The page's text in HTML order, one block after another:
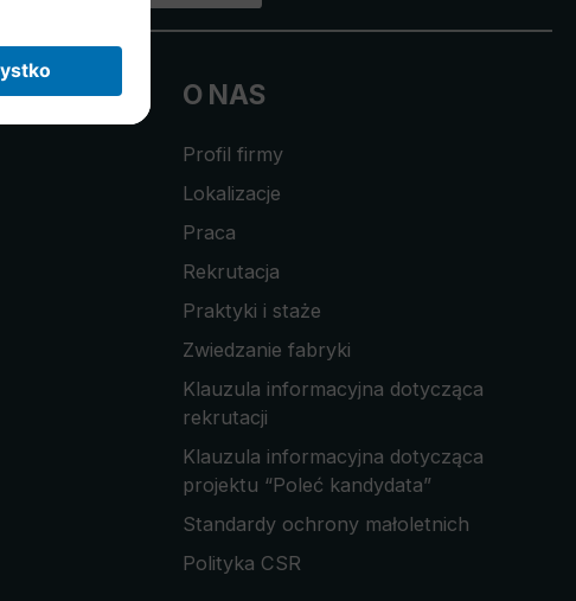
O NAS
Profil firmy
Lokalizacje
Praca
Rekrutacja
Praktyki i staże
Zwiedzanie fabryki
Klauzula informacyjna dotycząca
rekrutacji
Klauzula informacyjna dotycząca
projektu “Poleć kandydata”
Standardy ochrony małoletnich
Polityka CSR